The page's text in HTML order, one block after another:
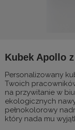
Kubek Apollo
Personalizowany
Twoich
na przywitanie w
ekologicznych
pełnokolorowy
który nada mu